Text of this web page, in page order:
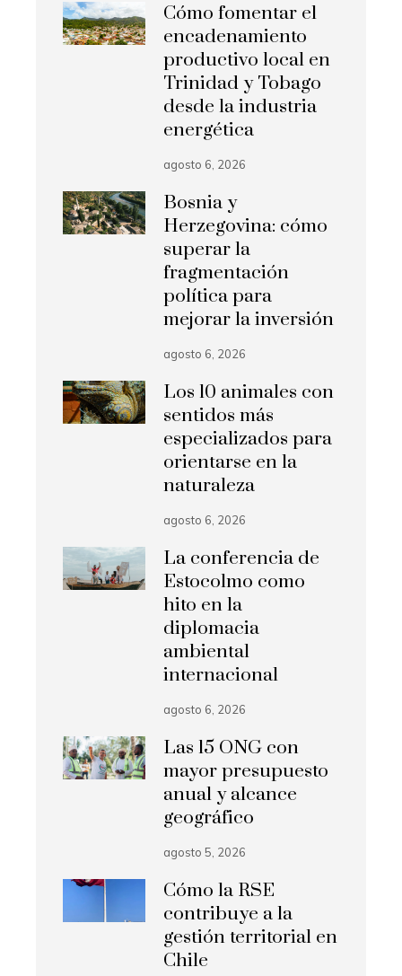
Cómo fomentar el
encadenamiento
productivo local en
Trinidad y Tobago
desde la industria
energética
agosto 6, 2026
Bosnia y
Herzegovina: cómo
superar la
fragmentación
política para
mejorar la inversión
agosto 6, 2026
Los 10 animales con
sentidos más
especializados para
orientarse en la
naturaleza
agosto 6, 2026
La conferencia de
Estocolmo como
hito en la
diplomacia
ambiental
internacional
agosto 6, 2026
Las 15 ONG con
mayor presupuesto
anual y alcance
geográfico
agosto 5, 2026
Cómo la RSE
contribuye a la
gestión territorial en
Chile